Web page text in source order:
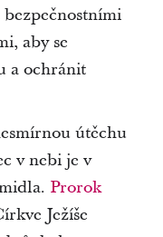
aby se
a ochránit
útěchu
v nebi je v
Prorok
Ježíše